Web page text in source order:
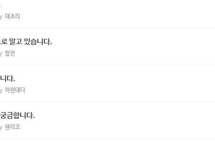
대쵸리
알고 있습니다.
합천
다.
아현대디
금합니다.
헨리코